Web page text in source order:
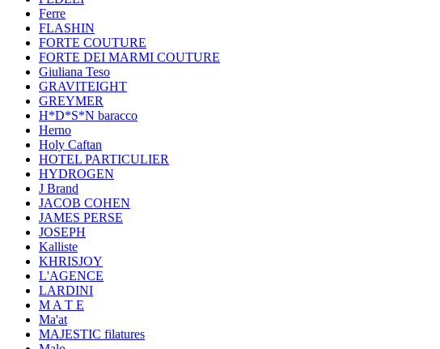
Ferre
FLASHIN
FORTE COUTURE
FORTE DEI MARMI COUTURE
Giuliana Teso
GRAVITEIGHT
GREYMER
H*D*S*N baracco
Herno
Holy Caftan
HOTEL PARTICULIER
HYDROGEN
J Brand
JACOB COHEN
JAMES PERSE
JOSEPH
Kalliste
KHRISJOY
L'AGENCE
LARDINI
M A T E
Ma'at
MAJESTIC filatures